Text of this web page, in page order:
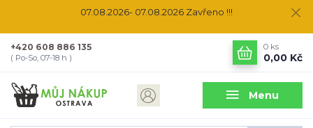
07.08.2026- 07.08.2026 Zavřeno !!!
Menu
+420 608 886 135
( Po-So, 07-18 h )
0 ks
0,00 Kč